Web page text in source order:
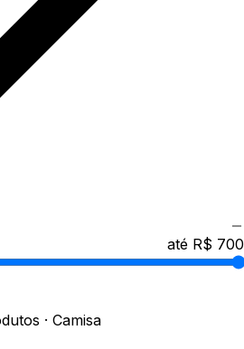
até R$ 700
· Camisa